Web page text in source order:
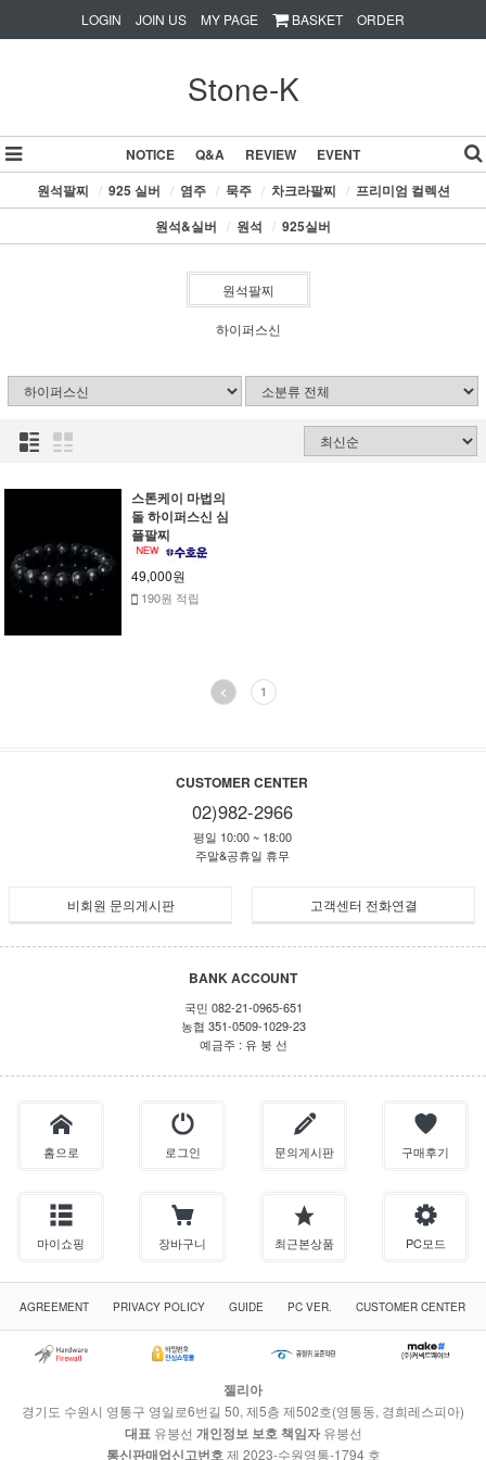
LOGIN JOIN US MY PAGE BASKET ORDER
Stone-K
NOTICE Q&A REVIEW
EVENT
원석팔찌 / 925 실버 / 염주 / 묵주 / 차크라팔찌 / 프리미엄 컬렉션
원석&실버 / 원석 / 925실버
원석팔찌
하이퍼스신
스톤케이 마법의
돌 하이퍼스신 심
플팔찌
49,000원
190원 적립
< 1
CUSTOMER CENTER
02)982-2966
평일 10:00 ~ 18:00
주말&공휴일 휴무
고객센터 전화연결
비회원 문의게시판
BANK ACCOUNT
국민 082-21-0965-651
농협 351-0509-1029-23
예금주 : 유 붕 선
홈으로 로그인 문의게시판 구매후기
마이쇼핑 장바구니 최근본상품 PC모드
AGREEMENT PRIVACY POLICY GUIDE PC VER. CUSTOMER CENTER
젤리아
경기도 수원시 영통구 영일로6번길 50, 제5층 제502호(영통동, 경희레스피아)
대표 유붕선 개인정보 보호 책임자유붕선
통신판매업신고번호 제 2023-수원영통-1794 호